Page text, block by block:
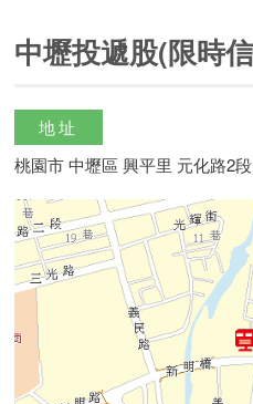
中壢投遞股(限時
地址
桃園市 中壢區 興平里 元化路2